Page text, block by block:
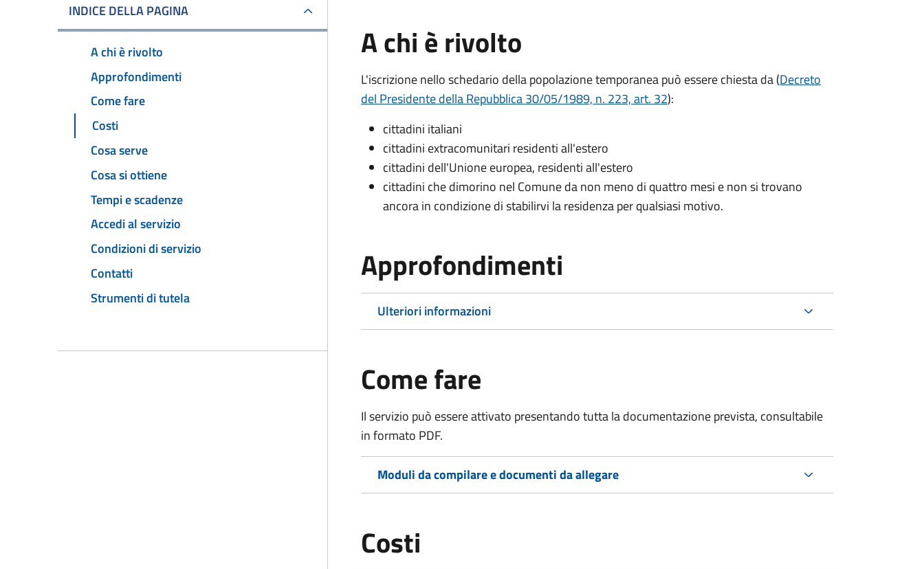
INDICE DELLA PAGINA
A chi è rivolto
Approfondimenti
Come fare
Costi
Cosa serve
Cosa si ottiene
Tempi e scadenze
Accedi al servizio
Condizioni di servizio
Contatti
Strumenti di tutela
A chi è rivolto
L'iscrizione nello schedario della popolazione temporanea può essere chiesta da (Decreto
del Presidente della Repubblica 30/05/1989, n. 223, art. 32):
cittadini italiani
cittadini extracomunitari residenti all'estero
cittadini dell'Unione europea, residenti all'estero
cittadini che dimorino nel Comune da non meno di quattro mesi e non si trovano
ancora in condizione di stabilirvi la residenza per qualsiasi motivo.
Approfondimenti
Ulteriori informazioni
Come fare
Il servizio può essere attivato presentando tutta la documentazione prevista, consultabile
in formato PDF.
Moduli da compilare e documenti da allegare
Costi